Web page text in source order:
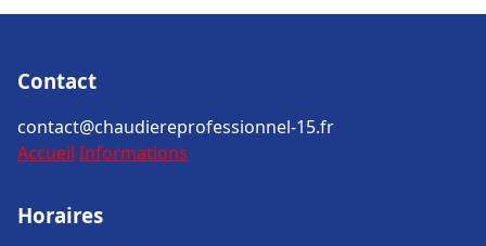
Contact
contact@chaudiereprofessionnel-15.fr
Accueil Informations
Horaires